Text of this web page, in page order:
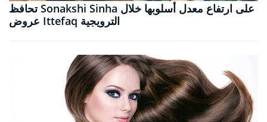
تحافظ Sonakshi Sinha على ارتفاع معدل أسلوبها خلال
عروض Ittefaq الترويجية